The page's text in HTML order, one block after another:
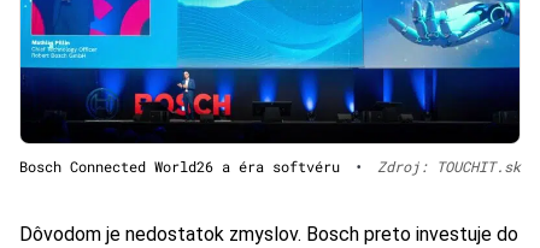
Bosch Connected World26 a éra softvéru • Zdroj: TOUCHIT.sk
Dôvodom je nedostatok zmyslov. Bosch preto investuje do